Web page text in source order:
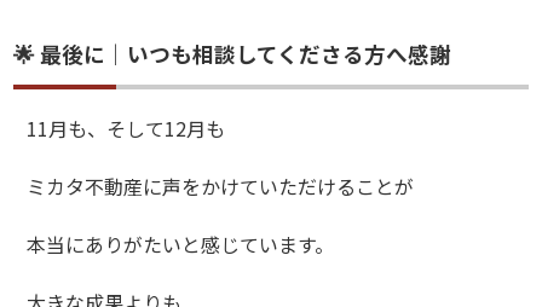
🌟 最後に｜いつも相談してくださる方へ感謝
11月も、そして12月も
ミカタ不動産に声をかけていただけることが
本当にありがたいと感じています。